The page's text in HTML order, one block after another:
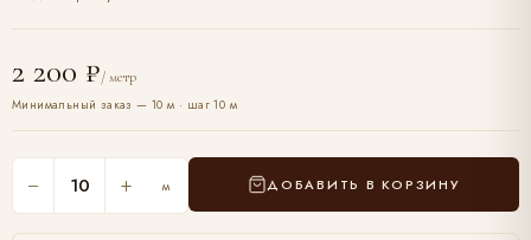
2 200 ₽/ метр
Минимальный заказ — 10 м · шаг 10 м
− + м ДОБАВИТЬ В КОРЗИНУ